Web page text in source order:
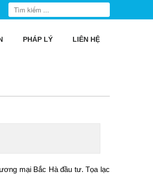
PHÁP LÝ LIÊN HỆ
mại Bắc Hà đầu tư. Tọa lạc